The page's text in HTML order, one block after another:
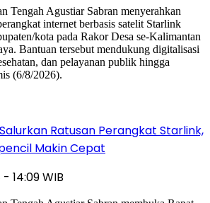
Ratusan Perangkat Starlink,
Makin Cepat
14:09 WIB